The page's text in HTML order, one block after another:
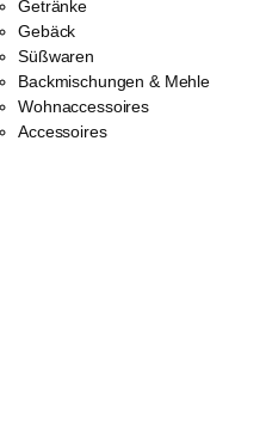
Getränke
Gebäck
Süßwaren
Backmischungen & Mehle
Wohnaccessoires
Accessoires